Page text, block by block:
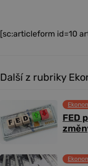
[sc:articleform id=10
Další z rubriky
FED